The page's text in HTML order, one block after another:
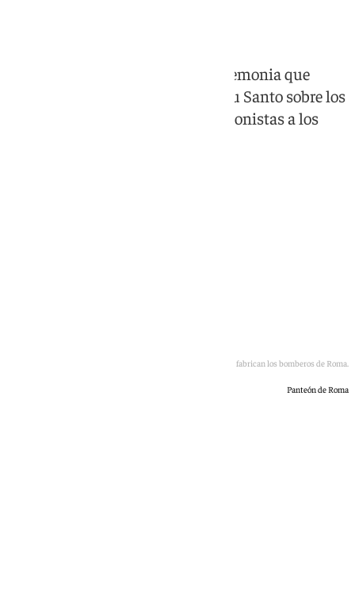
El histórico templo acoge una ceremonia que
representa el descenso del Espíritu Santo sobre los
apóstoles y que tiene como protagonistas a los
Imágenes de la lluvia de pétalos en el Panteón que fabrican los bomberos de Roma.
Panteón de Roma